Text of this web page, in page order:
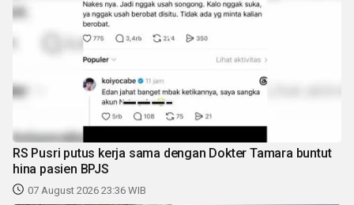
RS Pusri putus kerja sama dengan Dokter Tamara buntut
hina pasien BPJS
07 August 2026 23:36 WIB